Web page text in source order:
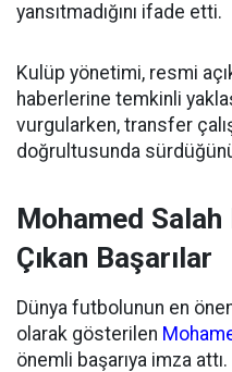
yansıtmadığını ifade etti.
Kulüp yönetimi, resmi
haberlerine temkinli
vurgularken, transfer
doğrultusunda
Mohamed
Çıkan Başarılar
Dünya futbolunun en
olarak gösterilen
önemli başarıya imza attı.